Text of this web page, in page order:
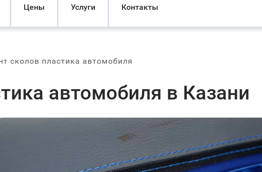
Цены Услуги Контакты
сколов пластика автомобиля
автомобиля в Казани